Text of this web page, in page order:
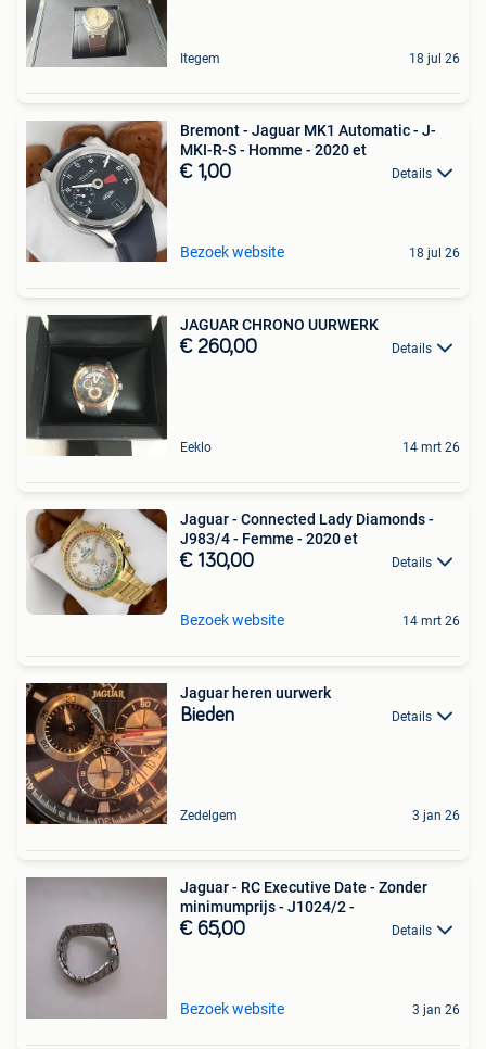
Itegem 18 jul 26
Bremont - Jaguar MK1 Automatic - J-
MKI-R-S - Homme - 2020 et
€ 1,00 Details
Bezoek website 18 jul 26
JAGUAR CHRONO UURWERK
€ 260,00 Details
Eeklo 14 mrt 26
Jaguar - Connected Lady Diamonds -
J983/4 - Femme - 2020 et
€ 130,00 Details
Bezoek website 14 mrt 26
Jaguar heren uurwerk
Bieden Details
Zedelgem 3 jan 26
Jaguar - RC Executive Date - Zonder
minimumprijs - J1024/2 -
€ 65,00 Details
Bezoek website 3 jan 26